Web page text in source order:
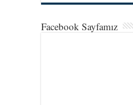
Facebook Sayfamız